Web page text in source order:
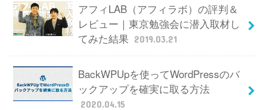
アフィLAB（アフィラボ）の評判＆
レビュー｜東京勉強会に潜入取材し
てみた結果
2019.03.21
BackWPUpを使ってWordPressのバ
ックアップを確実に取る方法
2020.04.15